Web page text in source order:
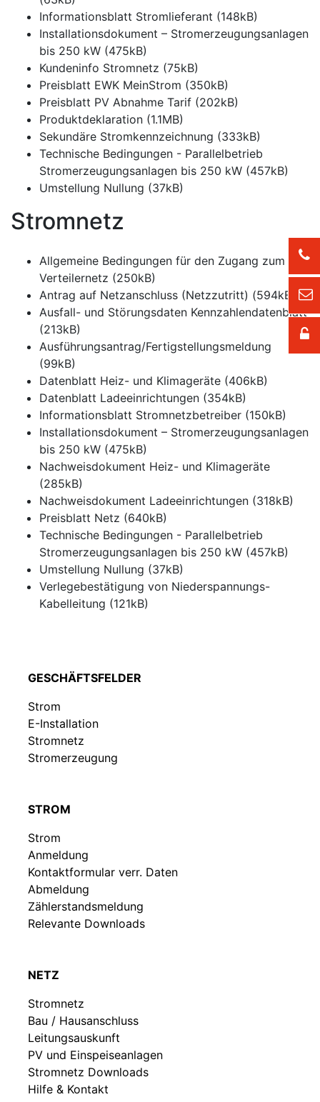
Informationsblatt Stromlieferant (148kB)
Installationsdokument – Stromerzeugungsanlagen
bis 250 kW (475kB)
Kundeninfo Stromnetz (75kB)
Preisblatt EWK MeinStrom (350kB)
Preisblatt PV Abnahme Tarif (202kB)
Produktdeklaration (1.1MB)
Sekundäre Stromkennzeichnung (333kB)
Technische Bedingungen - Parallelbetrieb
Stromerzeugungsanlagen bis 250 kW (457kB)
Umstellung Nullung (37kB)
Stromnetz
Allgemeine Bedingungen für den Zugang zum
Verteilernetz (250kB)
Antrag auf Netzanschluss (Netzzutritt) (594kB)
Ausfall- und Störungsdaten Kennzahlendatenblatt
(213kB)
Ausführungsantrag/Fertigstellungsmeldung
(99kB)
Datenblatt Heiz- und Klimageräte (406kB)
Datenblatt Ladeeinrichtungen (354kB)
Informationsblatt Stromnetzbetreiber (150kB)
Installationsdokument – Stromerzeugungsanlagen
bis 250 kW (475kB)
Nachweisdokument Heiz- und Klimageräte
(285kB)
Nachweisdokument Ladeeinrichtungen (318kB)
Preisblatt Netz (640kB)
Technische Bedingungen - Parallelbetrieb
Stromerzeugungsanlagen bis 250 kW (457kB)
Umstellung Nullung (37kB)
Verlegebestätigung von Niederspannungs-
Kabelleitung (121kB)
GESCHÄFTSFELDER
Strom
E-Installation
Stromnetz
Stromerzeugung
STROM
Strom
Anmeldung
Kontaktformular verr. Daten
Abmeldung
Zählerstandsmeldung
Relevante Downloads
NETZ
Stromnetz
Bau / Hausanschluss
Leitungsauskunft
PV und Einspeiseanlagen
Stromnetz Downloads
Hilfe & Kontakt